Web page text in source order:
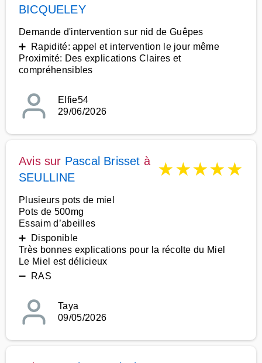
BICQUELEY
Demande d'intervention sur nid de Guêpes
➕ Rapidité: appel et intervention le jour même
Proximité: Des explications Claires et
compréhensibles
Elfie54
29/06/2026
Avis sur Pascal Brisset à
SEULLINE
★★★★★
Plusieurs pots de miel
Pots de 500mg
Essaim d’abeilles
➕ Disponible
Très bonnes explications pour la récolte du Miel
Le Miel est délicieux
➖ RAS
Taya
09/05/2026